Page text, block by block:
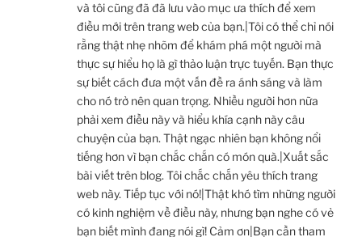
và tôi cũng đã đã lưu vào mục ưa thích để xem
điều mới trên trang web của bạn.|Tôi có thể chỉ nói
rằng thật nhẹ nhõm để khám phá một người mà
thực sự hiểu họ là gì thảo luận trực tuyến. Bạn thực
sự biết cách đưa một vấn đề ra ánh sáng và làm
cho nó trở nên quan trọng. Nhiều người hơn nữa
phải xem điều này và hiểu khía cạnh này câu
chuyện của bạn. Thật ngạc nhiên bạn không nổi
tiếng hơn vì bạn chắc chắn có món quà.|Xuất sắc
bài viết trên blog. Tôi chắc chắn yêu thích trang
web này. Tiếp tục với nó!|Thật khó tìm những người
có kinh nghiệm về điều này, nhưng bạn nghe có vẻ
bạn biết mình đang nói gì! Cảm ơn|Bạn cần tham